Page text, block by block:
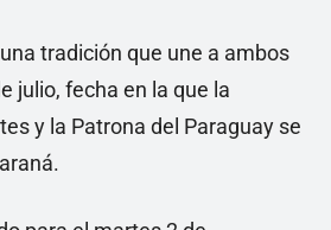
tradición que une a ambos
julio, fecha en la que la
y la Patrona del Paraguay se